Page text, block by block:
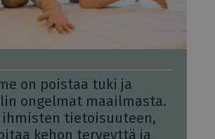
on poistaa tuki ja
ongelmat maailmasta.
ihmisten tietoisuuteen,
kehon terveyttä ja